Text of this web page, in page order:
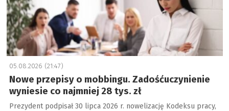
05.08.2026 (21:47)
Nowe przepisy o mobbingu. Zadośćuczynienie
wyniesie co najmniej 28 tys. zł
Prezydent podpisał 30 lipca 2026 r. nowelizację Kodeksu pracy,